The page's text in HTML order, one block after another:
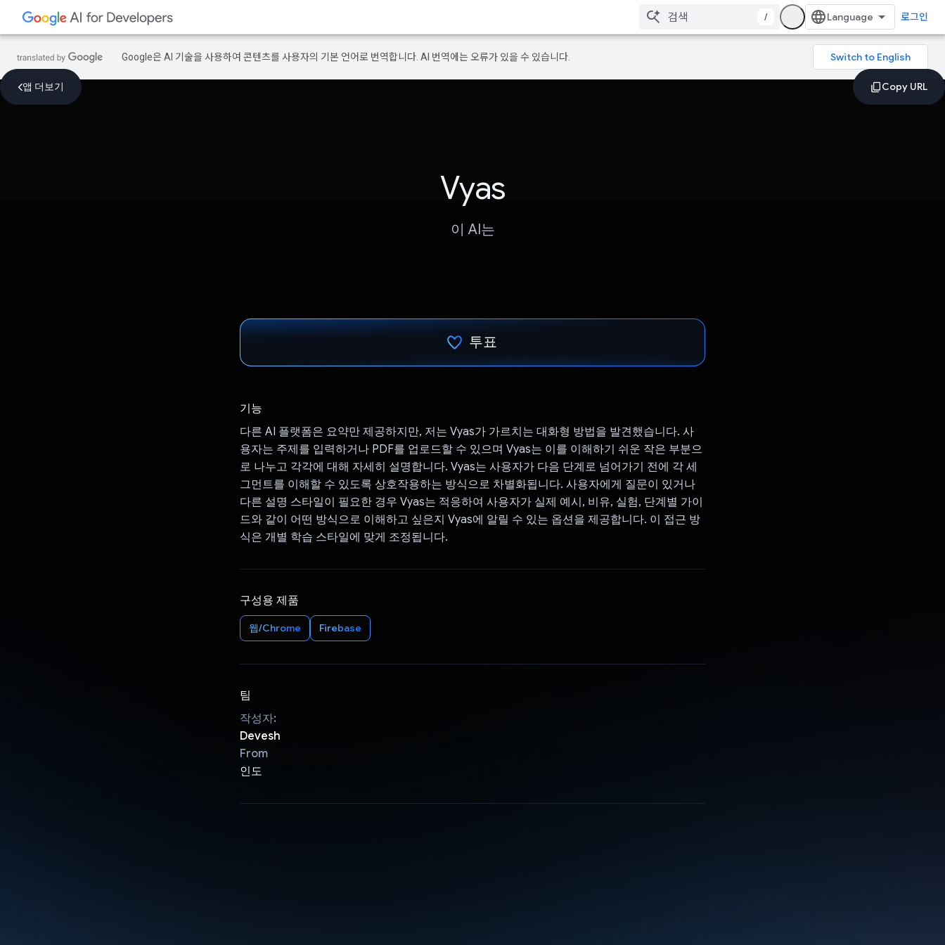
/ 로그인
Google은 AI 기술을 사용하여 콘텐츠를 사용자의 기본 언어로 번역합니다. AI 번역에는 오류가 있을 수 있습니다.
앱 더보기
Vyas
이 AI는
투표
기능
다른 AI 플랫폼은 요약만 제공하지만, 저는 Vyas가 가르치는 대화형 방법을 발견했습니다. 사
용자는 주제를 입력하거나 PDF를 업로드할 수 있으며 Vyas는 이를 이해하기 쉬운 작은 부분으
로 나누고 각각에 대해 자세히 설명합니다. Vyas는 사용자가 다음 단계로 넘어가기 전에 각 세
그먼트를 이해할 수 있도록 상호작용하는 방식으로 차별화됩니다. 사용자에게 질문이 있거나
다른 설명 스타일이 필요한 경우 Vyas는 적응하여 사용자가 실제 예시, 비유, 실험, 단계별 가이
드와 같이 어떤 방식으로 이해하고 싶은지 Vyas에 알릴 수 있는 옵션을 제공합니다. 이 접근 방
식은 개별 학습 스타일에 맞게 조정됩니다.
구성용 제품
웹/Chrome Firebase
팀
작성자:
Devesh
From
인도